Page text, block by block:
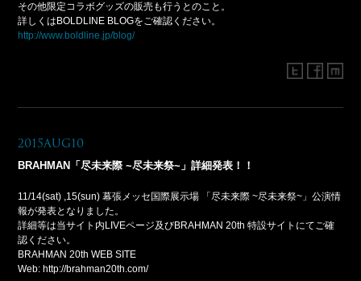
その他限定コラボグッズの販売も行うとのこと。
詳しくはBOLDLINE BLOGをご確認ください。
http://www.boldline.jp/blog/
2015Aug10
BRAHMAN「尽未来際 ~尽未来祭~」詳細発表！！
11/14(sat) ,15(sun) 幕張メッセ国際展示場 「尽未来際 ~尽未来祭~」公演情
報が発表となりました。
詳細等は当サイト内LIVEページ及びBRAHMAN 20th 特設サイトにてご確
認ください。
BRAHMAN 20th WEB SITE
Web: http://brahman20th.com/